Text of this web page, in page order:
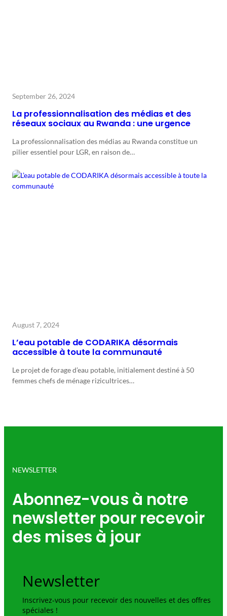
September 26, 2024
La professionnalisation des médias et des
réseaux sociaux au Rwanda : une urgence
La professionnalisation des médias au Rwanda constitue un
pilier essentiel pour LGR, en raison de…
August 7, 2024
L’eau potable de CODARIKA désormais
accessible à toute la communauté
Le projet de forage d’eau potable, initialement destiné à 50
femmes chefs de ménage rizicultrices…
NEWSLETTER
Abonnez-vous à notre
newsletter pour recevoir
des mises à jour
Newsletter
Inscrivez-vous pour recevoir des nouvelles et des offres
spéciales !